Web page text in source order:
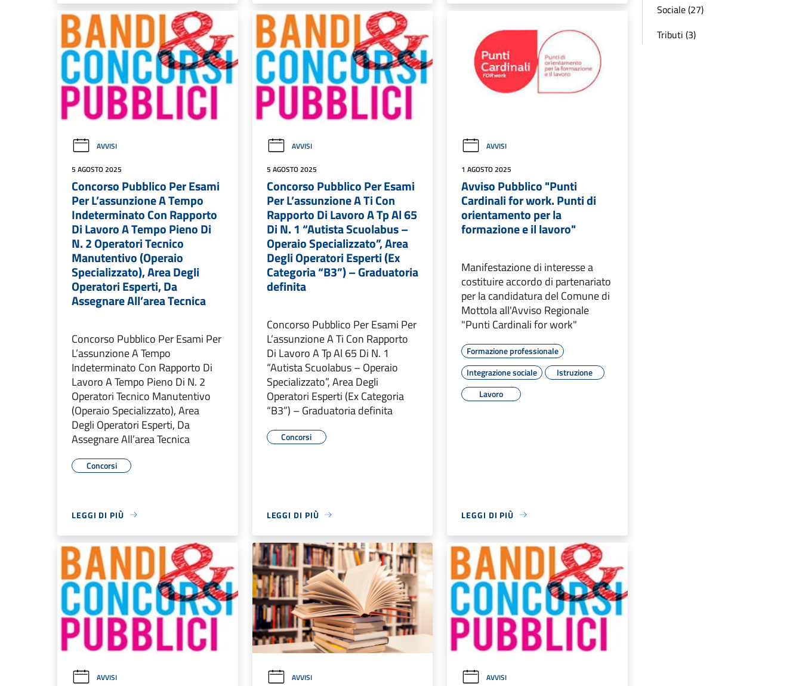
AVVISI
5 AGOSTO 2025
Concorso Pubblico Per Esami
Per L’assunzione A Tempo
Indeterminato Con Rapporto
Di Lavoro A Tempo Pieno Di
N. 2 Operatori Tecnico
Manutentivo (Operaio
Specializzato), Area Degli
Operatori Esperti, Da
Assegnare All’area Tecnica
Concorso Pubblico Per Esami Per
L’assunzione A Tempo
Indeterminato Con Rapporto Di
Lavoro A Tempo Pieno Di N. 2
Operatori Tecnico Manutentivo
(Operaio Specializzato), Area
Degli Operatori Esperti, Da
Assegnare All’area Tecnica
Concorsi
LEGGI DI PIÙ
AVVISI
5 AGOSTO 2025
Concorso Pubblico Per Esami
Per L’assunzione A Ti Con
Rapporto Di Lavoro A Tp Al 65
Di N. 1 “Autista Scuolabus –
Operaio Specializzato”, Area
Degli Operatori Esperti (Ex
Categoria “B3”) – Graduatoria
definita
Concorso Pubblico Per Esami Per
L’assunzione A Ti Con Rapporto
Di Lavoro A Tp Al 65 Di N. 1
“Autista Scuolabus – Operaio
Specializzato”, Area Degli
Operatori Esperti (Ex Categoria
“B3”) – Graduatoria definita
Concorsi
LEGGI DI PIÙ
AVVISI
1 AGOSTO 2025
Avviso Pubblico "Punti
Cardinali for work. Punti di
orientamento per la
formazione e il lavoro"
Manifestazione di interesse a
costituire accordo di partenariato
per la candidatura del Comune di
Mottola all'Avviso Regionale
"Punti Cardinali for work"
Formazione professionale
Integrazione sociale
Istruzione
Lavoro
LEGGI DI PIÙ
AVVISI AVVISI AVVISI
Sociale (27)
Tributi (3)